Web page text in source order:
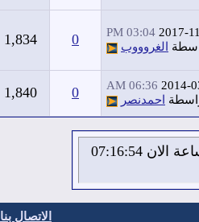
2017-
03:04 PM
الغروووب 0
1,834
2014-
06:36 AM
احمدنصر 0
1,840
الاحد 9 من اغسطس 2026 , الساعة الان 07:16:54
الاتصال بنا